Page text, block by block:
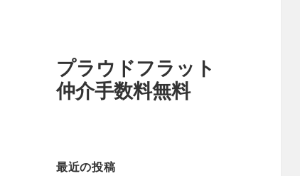
プラウドフラット
仲介手数料無料
最近の投稿